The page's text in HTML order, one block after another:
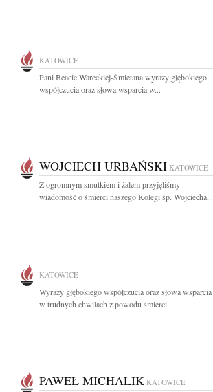
KATOWICE
Pani Beacie Wareckiej-Śmietana wyrazy głębokiego
współczucia oraz słowa wsparcia w...
WOJCIECH URBAŃSKI KATOWICE
Z ogromnym smutkiem i żalem przyjęliśmy
wiadomość o śmierci naszego Kolegi śp. Wojciecha...
KATOWICE
Wyrazy głębokiego współczucia oraz słowa wsparcia
w trudnych chwilach z powodu śmierci...
PAWEŁ MICHALIK KATOWICE